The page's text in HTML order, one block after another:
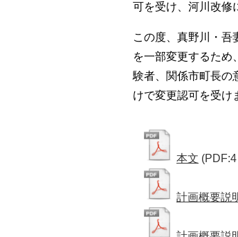
可を受け、河川改修
この度、真野川・吾
を一部変更するため
験者、関係市町長の
けで変更認可を受け
本文
計画概要説